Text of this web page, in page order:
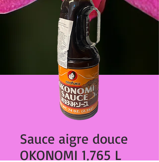
Sauce aigre douce
OKONOMI 1,765 L